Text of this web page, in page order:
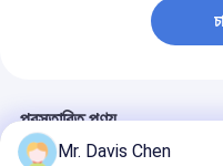
প্রস্তাবিত পণ্য
Mr. Davis Chen